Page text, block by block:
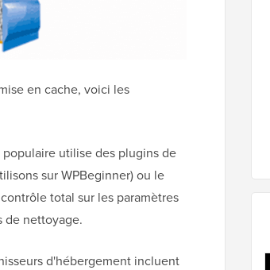
en cache, voici les
populaire utilise des plugins de
sur WPBeginner) ou le
total sur les paramètres
de nettoyage.
d'hébergement incluent